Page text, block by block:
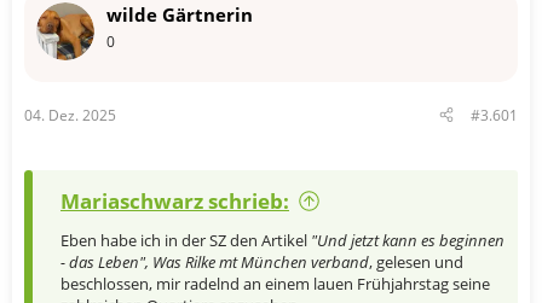
e
r
e
l
a
wilde Gärtnerin
0
04. Dez. 2025 #3.601
Mariaschwarz schrieb:
Eben habe ich in der SZ den Artikel "Und jetzt kann es beginnen
- das Leben", Was Rilke mt München verband, gelesen und
beschlossen, mir radelnd an einem lauen Frühjahrstag seine